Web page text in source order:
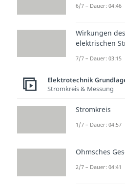
Stern-
Transfo
rmation
Dauer:
6/7 – Dauer: 04:46
Wirkungen des
elektrischen
7/7 – Dauer: 03:15
Elektrotechnik
Stromkreis & Messung
Stromkreis
1/7 – Dauer: 04:57
Ohmsches
2/7 – Dauer: 04:41